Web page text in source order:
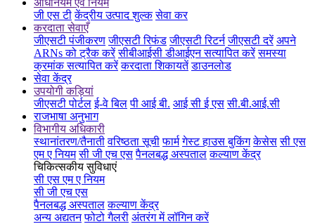
अधिनियम एवं नियम
जी एस टी केंद्रीय उत्पाद शुल्क सेवा कर
करदाता सेवाएँ
जीएसटी पंजीकरण जीएसटी रिफंड जीएसटी रिटर्न जीएसटी दरें अपने
ARNs को ट्रैक करें सीबीआईसी डीआईएन सत्यापित करें समस्या
क्रमांक सत्यापित करें करदाता शिकायतें डाउनलोड
सेवा केंद्र
उपयोगी कड़ियां
जीएसटी पोर्टल ई-वे बिल पी आई बी. आई सी ई एस सी.बी.आई.सी
राजभाषा अनुभाग
विभागीय अधिकारी
स्थानांतरण/तैनाती वरिष्ठता सूची फार्म गेस्ट हाउस बुकिंग केसेस सी एस
एम ए नियम सी जी एच एस पैनलबद्ध अस्पताल कल्याण केंद्र
चिकित्सकीय सुविधाएं
सी एस एम ए नियम
सी जी एच एस
पैनलबद्ध अस्पताल कल्याण केंद्र
अन्य अद्यतन फोटो गैलरी अंतरंग में लॉगिन करें